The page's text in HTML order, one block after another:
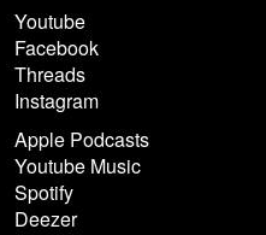
Youtube
Facebook
Threads
Instagram
Apple Podcasts
Youtube Music
Spotify
Deezer